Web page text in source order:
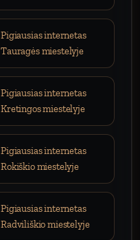
Pigiausias internetas
Tauragės miestelyje
Pigiausias internetas
Kretingos miestelyje
Pigiausias internetas
Rokiškio miestelyje
Pigiausias internetas
Radviliškio miestelyje